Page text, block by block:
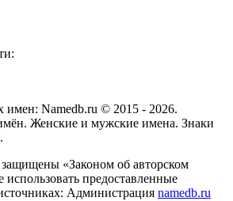
© 2015 - 2026.
Женские и мужские имена. Знаки
«Законом об авторском
предоставленные
Администрация namedb.ru